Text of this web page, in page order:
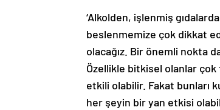
‘Alkolden, işlenmiş
beslenmemize çok dikkat
olacağız. Bir önemli nokta
Özellikle bitkisel olanlar
etkili olabilir. Fakat bunları
her şeyin bir yan etkisi